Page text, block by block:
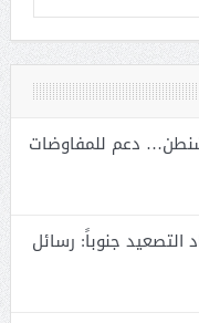
دعم للمفاوضات
التصعيد جنوباً: رسائل